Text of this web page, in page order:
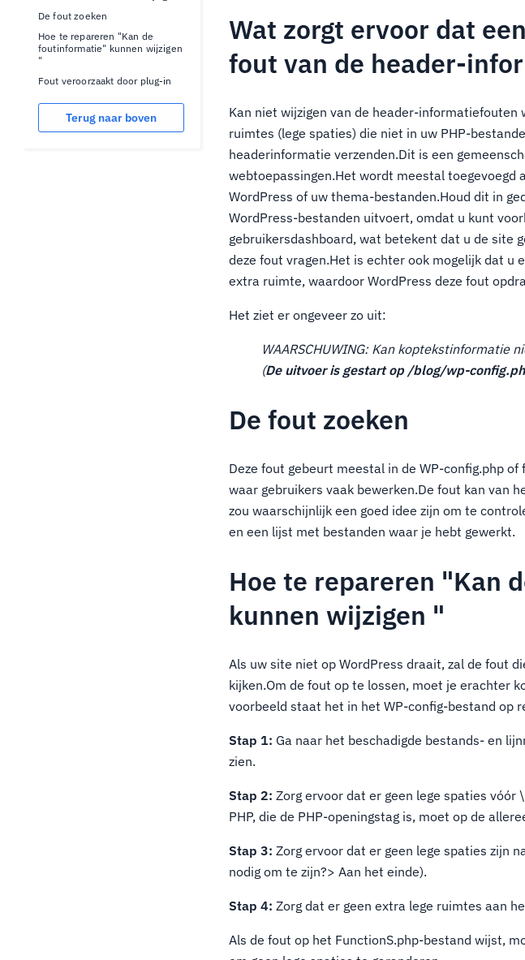
De fout zoeken
Hoe te repareren "Kan de
foutinformatie" kunnen wijzigen
"
Fout veroorzaakt door plug-in
Terug naar boven
Wat zorgt ervoor dat
fout van de header-
Kan niet wijzigen van de header-
ruimtes (lege spaties) die niet in uw PHP-
headerinformatie verzenden.Dit is een
webtoepassingen.Het wordt meestal toegevoegd
WordPress of uw thema-bestanden.Houd dit in
WordPress-bestanden uitvoert, omdat u kunt
gebruikersdashboard, wat betekent dat u de site
deze fout vragen.Het is echter ook mogelijk dat
extra ruimte, waardoor WordPress deze fout
Het ziet er ongeveer zo uit:
WAARSCHUWING: Kan koptekstinformatie
(De uitvoer is gestart op /blog/wp-
De fout zoeken
Deze fout gebeurt meestal in de WP-config.php
waar gebruikers vaak bewerken.De fout kan van
zou waarschijnlijk een goed idee zijn om te
en een lijst met bestanden waar je hebt gewerkt.
Hoe te repareren "Kan
kunnen wijzigen "
Als uw site niet op WordPress draait, zal de fout
kijken.Om de fout op te lossen, moet je erachter
voorbeeld staat het in het WP-config-bestand op
Stap 1: Ga naar het beschadigde bestands- en
zien.
Stap 2: Zorg ervoor dat er geen lege spaties vóór
PHP, die de PHP-openingstag is, moet op de
Stap 3: Zorg ervoor dat er geen lege spaties zijn
nodig om te zijn?> Aan het einde).
Stap 4: Zorg dat er geen extra lege ruimtes aan
Als de fout op het FunctionS.php-bestand wijst,